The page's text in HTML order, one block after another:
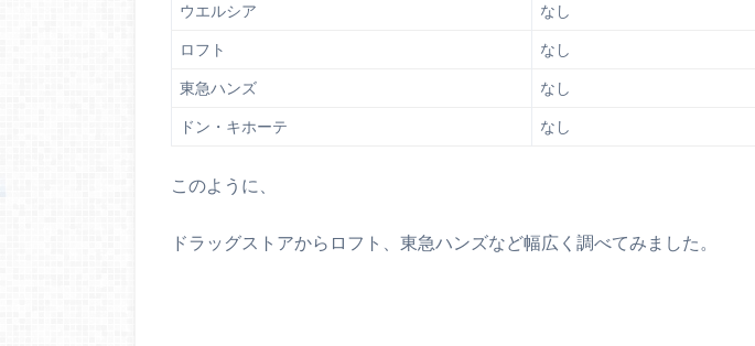
ウエルシア なし
ロフト なし
東急ハンズ なし
ドン・キホーテ なし
このように、
ドラッグストアからロフト、東急ハンズなど幅広く調べてみました。